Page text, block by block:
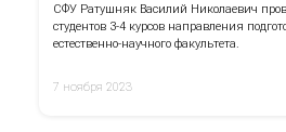
СФУ Ратушняк Василий Николаевич
студентов 3-4 курсов направления
естественно-научного факультета.
7 ноября 2023